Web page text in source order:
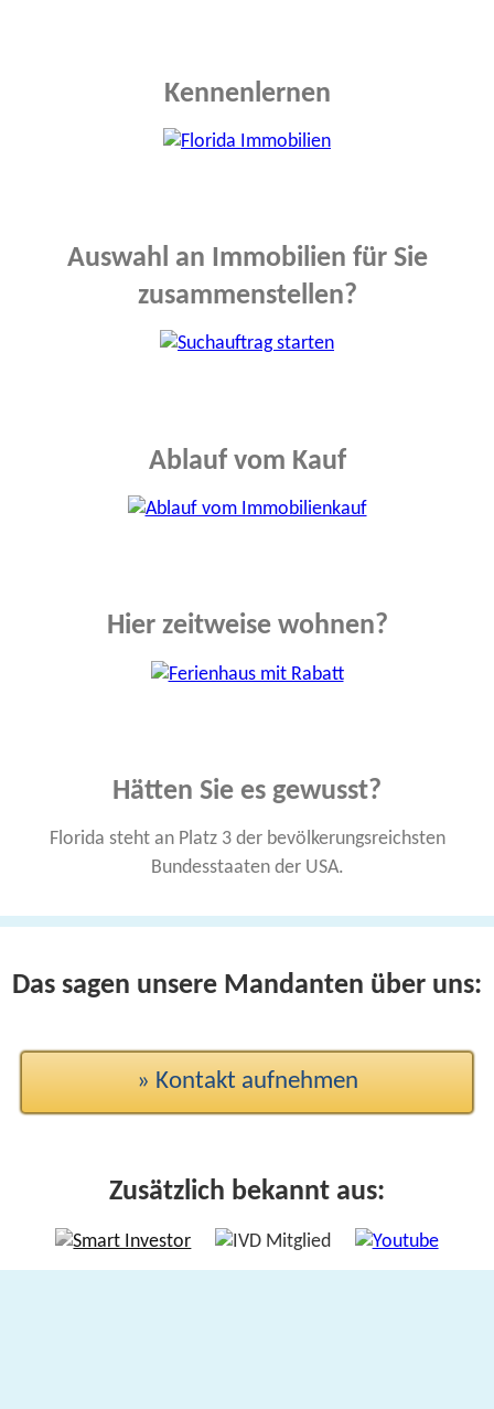
Kennenlernen
Auswahl an Immobilien für Sie
zusammenstellen?
Ablauf vom Kauf
Hier zeitweise wohnen?
Hätten Sie es gewusst?
Florida steht an Platz 3 der bevölkerungs­reichsten
Bundes­staaten der USA.
Das sagen unsere Mandanten über uns:
» Kontakt aufnehmen
Zusätzlich bekannt aus: